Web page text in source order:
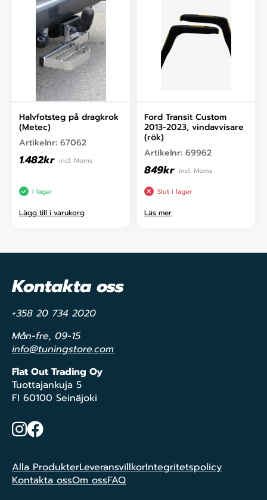
Halvfotsteg på dragkrok
(Metec)
Artikelnr: 67062
1.482kr incl. Moms
I lager
Lägg till i varukorg
Ford Transit Custom
2013-2023, vindavvisare
(rök)
Artikelnr: 69962
849kr incl. Moms
Slut i lager
Läs mer
Kontakta oss
+358 20 734 2020
Mån-fre, 09-15
info@tuningstore.com
Flat Out Trading Oy
Tuottajankuja 5
FI 60100 Seinäjoki
Instagram
Facebook
Alla ProdukterLeveransvillkorIntegritetspolicy
Kontakta ossOm ossFAQ